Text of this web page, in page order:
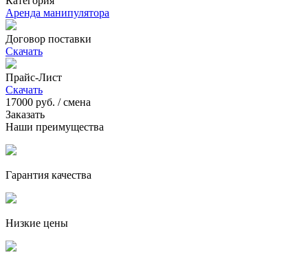
Аренда манипулятора
Договор поставки
Скачать
Прайс-Лист
Скачать
17000 руб. / смена
Заказать
Наши преимущества
Гарантия качества
Низкие цены